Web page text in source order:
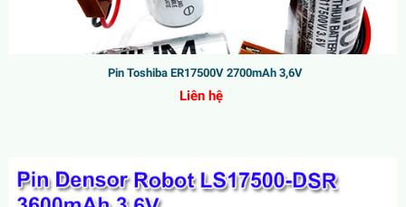
Pin Toshiba ER17500V 2700mAh 3,6V
Liên hệ